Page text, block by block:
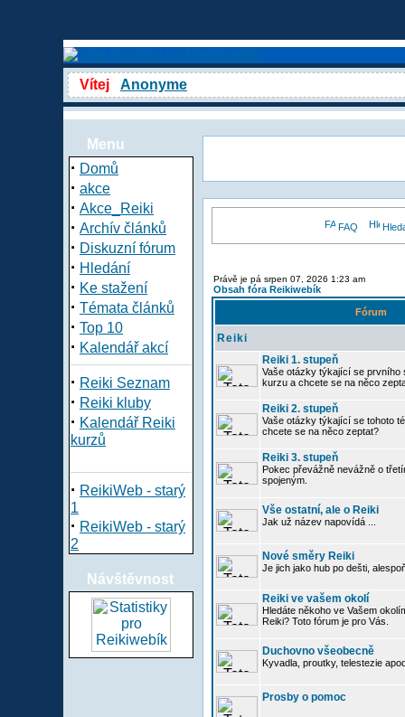
Vítej Anonyme
Menu
· Domů
· akce
· Akce_Reiki
· Archív článků
· Diskuzní fórum
· Hledání
· Ke stažení
· Témata článků
· Top 10
· Kalendář akcí
· Reiki Seznam
· Reiki kluby
· Kalendář Reiki
kurzů
· ReikiWeb - starý
1
· ReikiWeb - starý
2
Návštěvnost
FAQ
Právě je pá srpen 07, 2026 1:23 am
Obsah fóra Reikiwebík
Fórum
Reiki
Reiki 1. stupeň
Vaše otázky týkající se prvního
kurzu a chcete se na něco
Reiki 2. stupeň
Vaše otázky týkající se tohoto
chcete se na něco zeptat?
Reiki 3. stupeň
Pokec převážně nevážně o
spojeným.
Vše ostatní, ale o Reiki
Jak už název napovídá ...
Nové směry Reiki
Je jich jako hub po dešti,
Reiki ve vašem okolí
Hledáte někoho ve Vašem
Reiki? Toto fórum je pro Vás.
Duchovno všeobecně
Kyvadla, proutky, telestezie
Prosby o pomoc